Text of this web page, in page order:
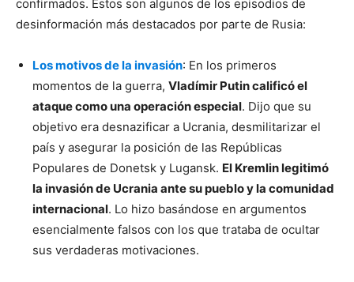
confirmados. Estos son algunos de los episodios de
desinformación más destacados por parte de Rusia:
Los motivos de la invasión: En los primeros
momentos de la guerra, Vladímir Putin calificó el
ataque como una operación especial. Dijo que su
objetivo era desnazificar a Ucrania, desmilitarizar el
país y asegurar la posición de las Repúblicas
Populares de Donetsk y Lugansk. El Kremlin legitimó
la invasión de Ucrania ante su pueblo y la comunidad
internacional. Lo hizo basándose en argumentos
esencialmente falsos con los que trataba de ocultar
sus verdaderas motivaciones.